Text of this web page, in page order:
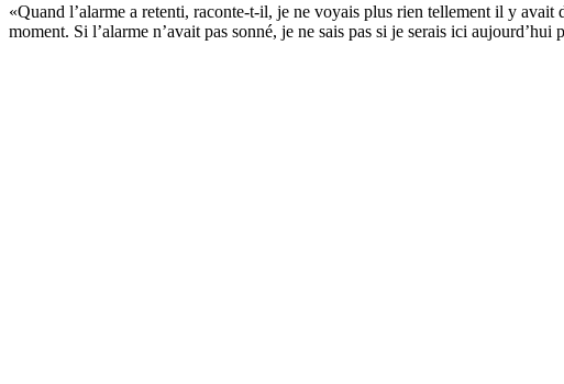
«Quand l’alarme a retenti, raconte-t-il, je ne voyais plus rien tellement il y
moment. Si l’alarme n’avait pas sonné, je ne sais pas si je serais ici aujourd’hui